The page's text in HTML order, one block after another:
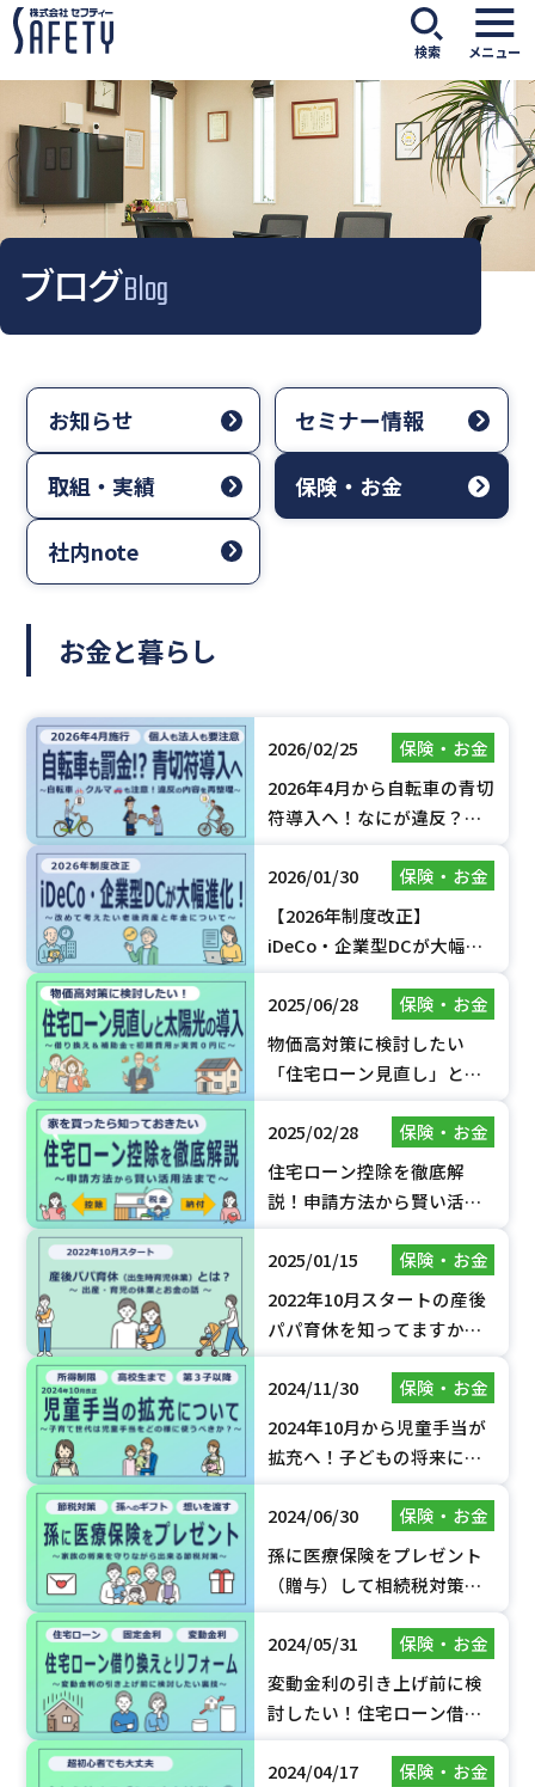
検索 メニュー
ブログBlog
お知らせ セミナー情報
取組・実績 保険・お金
社内note
お金と暮らし
2026/02/25
保険・お金
2026年4月から自転車の青切
符導入へ！なにが違反？反
ます
2026/01/30
保険・お金
【2026年制度改正】
iDeCo・企業型DCが大幅進
産と年金について
2025/06/28
保険・お金
物価高対策に検討したい
「住宅ローン見直し」と
2025/02/28
保険・お金
住宅ローン控除を徹底解
説！申請方法から賢い活用
【2024年版】
2025/01/15
保険・お金
2022年10月スタートの産後
パパ育休を知ってますか？
業」へ！？
2024/11/30
保険・お金
2024年10月から児童手当が
拡充へ！子どもの将来に向
2024/06/30
保険・お金
孫に医療保険をプレゼント
（贈与）して相続税対策す
2024/05/31
保険・お金
変動金利の引き上げ前に検
討したい！住宅ローン借り
フォームの裏技！
2024/04/17
保険・お金